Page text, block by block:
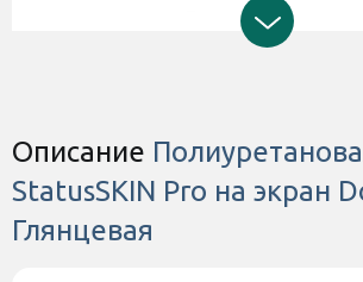
Производитель
характеристики и
Описание
StatusSKIN Pro на экран
Глянцевая